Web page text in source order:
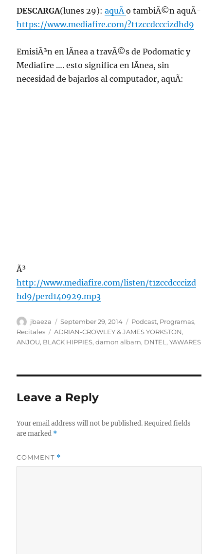
DESCARGA(lunes 29):aquÃ­o tambiÃ©n aquÃ­
https://www.mediafire.com/?t1zccdcccizdhd9
EmisiÃ³n en lÃ­nea a travÃ©s de Podomatic y
Mediafire …. esto significa en lÃ­nea, sin
necesidad de bajarlos al computador, aquÃ­:
Ã³
http://www.mediafire.com/listen/t1zccdcccizd
hd9/perd140929.mp3
Author
jbaeza
Posted
on
September 29, 2014 Categories
Podcast, Programas,
Recitales
Tags
ADRIAN-CROWLEY & JAMES YORKSTON,
ANJOU, BLACK HIPPIES,damon albarn, DNTEL,YAWARES
Leave a Reply
Your email address will not be published. Required fields
are marked *
COMMENT *